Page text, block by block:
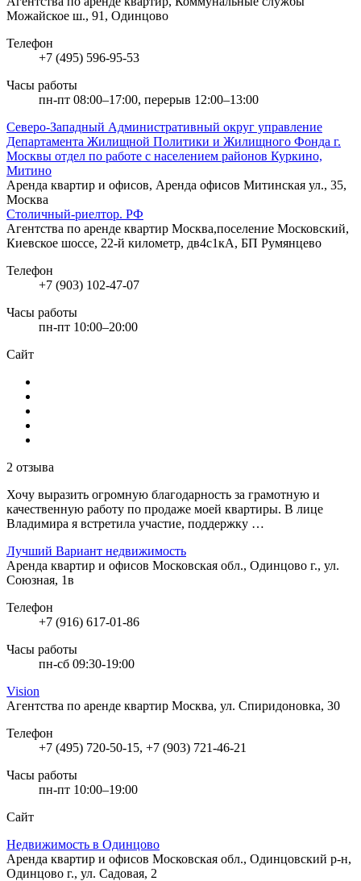
Можайское ш., 91, Одинцово
Телефон
+7 (495) 596-95-53
Часы работы
пн-пт 08:00–17:00, перерыв 12:00–13:00
Северо-Западный Административный округ управление
Департамента Жилищной Политики и Жилищного Фонда г.
Москвы отдел по работе с населением районов Куркино,
Митино
Аренда квартир и офисов, Аренда офисов Митинская ул., 35,
Москва
Столичный-риелтор. РФ
Агентства по аренде квартир Москва,поселение Московский,
Киевское шоссе, 22-й километр, дв4с1кА, БП Румянцево
Телефон
+7 (903) 102-47-07
Часы работы
пн-пт 10:00–20:00
Сайт
2 отзыва
Хочу выразить огромную благодарность за грамотную и
качественную работу по продаже моей квартиры. В лице
Владимира я встретила участие, поддержку …
Лучший Вариант недвижимость
Аренда квартир и офисов Московская обл., Одинцово г., ул.
Союзная, 1в
Телефон
+7 (916) 617-01-86
Часы работы
пн-сб 09:30-19:00
Vision
Агентства по аренде квартир Москва, ул. Спиридоновка, 30
Телефон
+7 (495) 720-50-15, +7 (903) 721-46-21
Часы работы
пн-пт 10:00–19:00
Сайт
Недвижимость в Одинцово
Аренда квартир и офисов Московская обл., Одинцовский р-н,
Одинцово г., ул. Садовая, 2